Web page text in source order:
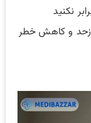
نکنید
و کاهش خطر